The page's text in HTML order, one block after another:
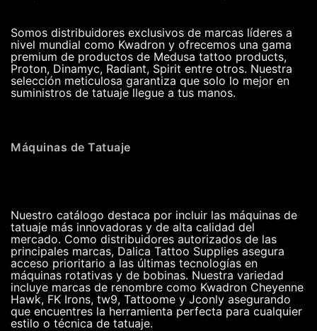
Somos distribuidores exclusivos de marcas líderes a
nivel mundial como Kwadron y ofrecemos una gama
premium de productos de Medusa tattoo products,
Proton, Dinamyc, Radiant, Spirit entre otros. Nuestra
selección meticulosa garantiza que solo lo mejor en
suministros de tatuaje llegue a tus manos.
Máquinas de Tatuaje
Nuestro catálogo destaca por incluir las máquinas de
tatuaje más innovadoras y de alta calidad del
mercado. Como distribuidores autorizados de las
principales marcas, Dalica Tattoo Supplies asegura
acceso prioritario a las últimas tecnologías en
máquinas rotativas y de bobinas. Nuestra variedad
incluye marcas de renombre como Kwadron Cheyenne
Hawk, FK Irons, tw9, Tattoome y Jconly asegurando
que encuentres la herramienta perfecta para cualquier
estilo o técnica de tatuaje.